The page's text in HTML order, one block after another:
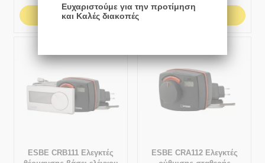
ΑΓΟΡΆ
ESBE CRB111 Ελεγκτές
ESBE CRA112 Ελεγκτές
Ευχαριστούμε για την προτίμηση
και Καλές διακοπές